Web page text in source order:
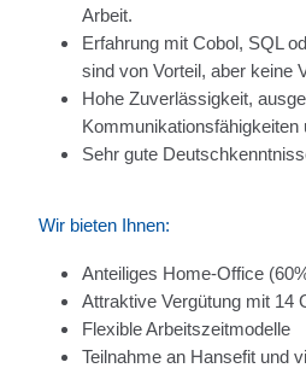
Arbeit.
Erfahrung mit Cobol, SQL
sind von Vorteil, aber keine
Hohe Zuverlässigkeit,
Kommunikationsfähigkeiten
Sehr gute
Wir bieten Ihnen:
Anteiliges Home-Office
Attraktive Vergütung mit 14
Flexible Arbeitszeitmodelle
Teilnahme an Hansefit und